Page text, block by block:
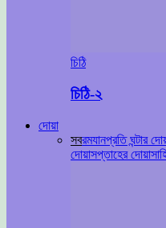
চিঠি
চিঠি-২
দোয়া
সবরমযানপ্রতি ঘন্টার
দোয়াসপ্তাহের দোয়া